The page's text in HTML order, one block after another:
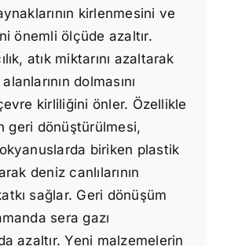
kirlenmesini ve
önemli ölçüde azaltır.
atık miktarını azaltarak
dolmasını
kirliliğini önler. Özellikle
geri dönüştürülmesi,
biriken plastik
deniz canlılarının
sağlar. Geri dönüşüm
sera gazı
azaltır. Yeni malzemelerin